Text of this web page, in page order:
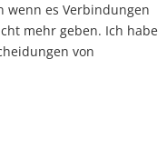
wenn es Verbindungen
mehr geben. Ich habe
von